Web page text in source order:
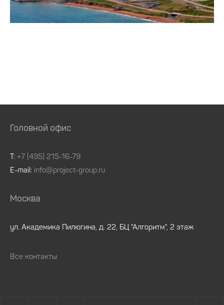
Головной офис
Т: +7 (495) 215-16-79
E-mail: info@project-group.ru
Москва
ул. Академика Пилюгина, д. 22, БЦ "Алгоритм", 2 этаж
Все контакты